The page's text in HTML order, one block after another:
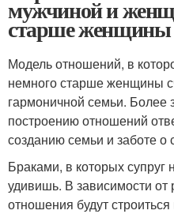
мужчиной и
старше женщины
Модель отношений, в
немного старше женщины
гармоничной семьи. Более
построению отношений
созданию семьи и заботе о
Браками, в которых супруг
удивишь. В зависимости от
отношения будут